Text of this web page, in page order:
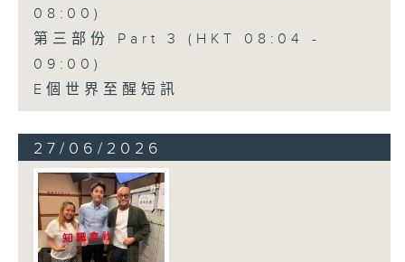
08:00)
第三部份 Part 3 (HKT 08:04 -
09:00)
E個世界至醒短訊
27/06/2026